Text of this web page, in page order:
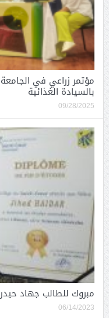
مؤتمر زراعي في
بالسيادة الغذائية
09/28/2025
مبروك للطالب جهاد حيدر
06/14/2023